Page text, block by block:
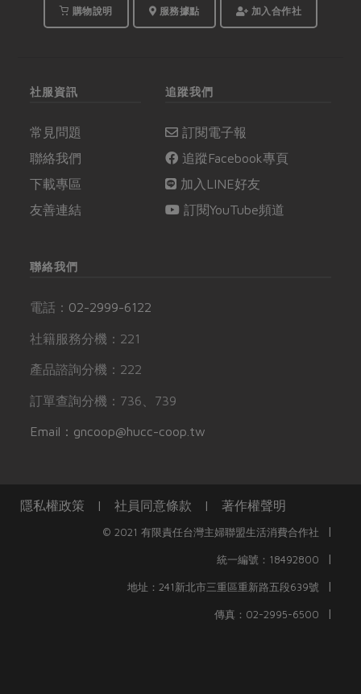
購物說明 服務據點 加入合作社
社服資訊
常見問題
聯絡我們
下載專區
友善連結
追蹤我們
訂閱電子報
追蹤Facebook專頁
加入LINE好友
訂閱YouTube頻道
聯絡我們
電話： 02-2999-6122
社籍服務分機：221
產品諮詢分機：222
訂單查詢分機：736、739
Email：gncoop@hucc-coop.tw
隱私權政策 | 社員同意條款 | 著作權聲明
© 2021 有限責任台灣主婦聯盟生活消費合作社 |
統一編號：18492800 |
地址：241新北市三重區重新路五段639號 |
傳真：02-2995-6500 |